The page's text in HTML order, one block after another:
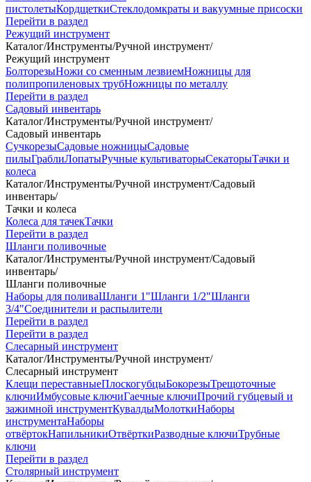
пистолетыКордщеткиСтеклодомкраты и вакуумные присоски
Перейти в раздел
Режущий инструмент
Каталог/Инструменты/Ручной инструмент/
Режущий инструмент
БолторезыНожи со сменным лезвиемНожницы для
полипропиленовых трубНожницы по металлу
Перейти в раздел
Садовый инвентарь
Каталог/Инструменты/Ручной инструмент/
Садовый инвентарь
СучкорезыСадовые ножницыСадовые
пилыГраблиЛопатыРучные культиваторыСекаторыТачки и
колеса
Каталог/Инструменты/Ручной инструмент/Садовый
инвентарь/
Тачки и колеса
Колеса для тачекТачки
Перейти в раздел
Шланги поливочные
Каталог/Инструменты/Ручной инструмент/Садовый
инвентарь/
Шланги поливочные
Наборы для поливаШланги 1"Шланги 1/2"Шланги
3/4"Соединители и распылители
Перейти в раздел
Перейти в раздел
Слесарный инструмент
Каталог/Инструменты/Ручной инструмент/
Слесарный инструмент
Клещи переставныеПлоскогубцыБокорезыТрещоточные
ключиИмбусовые ключиГаечные ключиПрочий губцевый и
зажимной инструментКувалдыМолоткиНаборы
инструментаНаборы
отвёртокНапильникиОтвёрткиРазводные ключиТрубные
ключи
Перейти в раздел
Столярный инструмент